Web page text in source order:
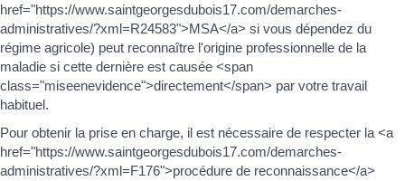
href="https://www.saintgeorgesdubois17.com/demarches-
administratives/?xml=R24583">MSA</a> si vous dépendez du
régime agricole) peut reconnaître l'origine professionnelle de la
maladie si cette dernière est causée <span
class="miseenevidence">directement</span> par votre travail
habituel.
Pour obtenir la prise en charge, il est nécessaire de respecter la <a
href="https://www.saintgeorgesdubois17.com/demarches-
administratives/?xml=F176">procédure de reconnaissance</a>